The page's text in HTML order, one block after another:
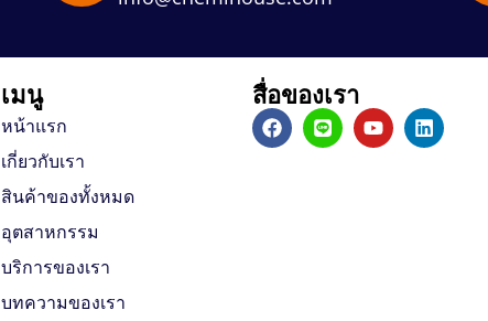
เมนู
หน้าแรก
เกี่ยวกับเรา
สินค้าของทั้งหมด
อุตสาหกรรม
บริการของเรา
บทความของเรา
สื่อของเรา
F
a
c
L
i
n
Y
o
u
L
i
n